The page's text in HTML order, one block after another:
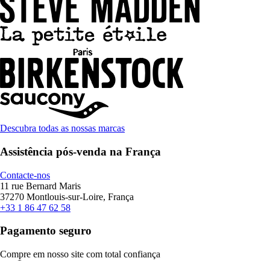
Descubra todas as nossas marcas
Assistência pós-venda na França
Contacte-nos
11 rue Bernard Maris
37270 Montlouis-sur-Loire, França
+33 1 86 47 62 58
Pagamento seguro
Compre em nosso site com total confiança